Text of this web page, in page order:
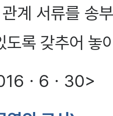
계 서류를 송
도록 갖추어 놓
ㆍ6ㆍ30>